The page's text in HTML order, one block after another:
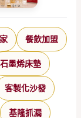
餐飲加盟
石墨烯床墊
客製化沙發
基隆抓漏